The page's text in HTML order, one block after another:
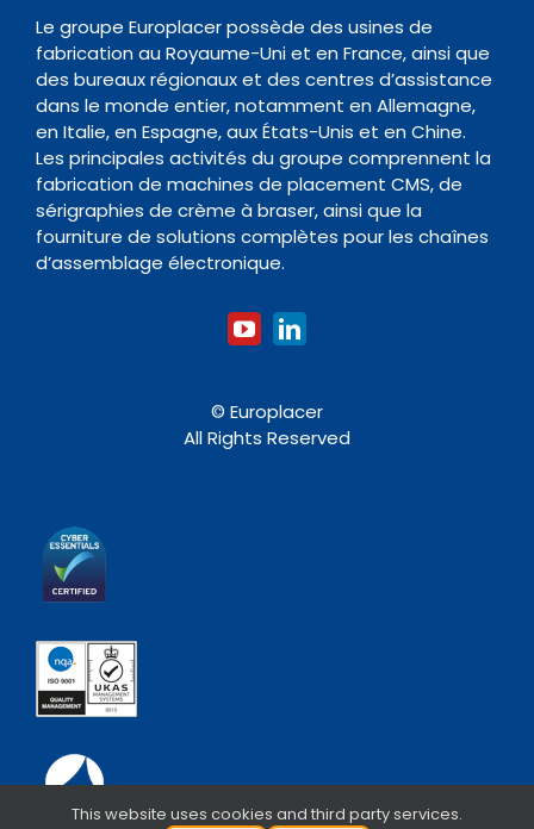
Four de Refusion
Nettoyage
Accessoires
Contact
Documentation
Organisme de formation
Le groupe Europlacer possède des usines de
fabrication au Royaume-Uni et en France, ainsi que
des bureaux régionaux et des centres d’assistance
dans le monde entier, notamment en Allemagne,
en Italie, en Espagne, aux États-Unis et en Chine.
Les principales activités du groupe comprennent la
fabrication de machines de placement CMS, de
sérigraphies de crème à braser, ainsi que la
fourniture de solutions complètes pour les chaînes
d’assemblage électronique.
© Europlacer
All Rights Reserved
This website uses cookies and third party services.